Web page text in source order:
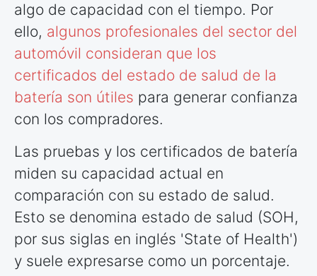
algo de capacidad con el tiempo. Por
ello, algunos profesionales del sector del
automóvil consideran que los
certificados del estado de salud de la
batería son útiles para generar confianza
con los compradores.
Las pruebas y los certificados de batería
miden su capacidad actual en
comparación con su estado de salud.
Esto se denomina estado de salud (SOH,
por sus siglas en inglés 'State of Health')
y suele expresarse como un porcentaje.